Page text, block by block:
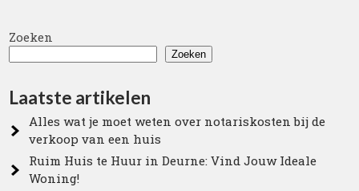
Zoeken
Zoeken
Laatste artikelen
Alles wat je moet weten over notariskosten bij de
verkoop van een huis
Ruim Huis te Huur in Deurne: Vind Jouw Ideale
Woning!